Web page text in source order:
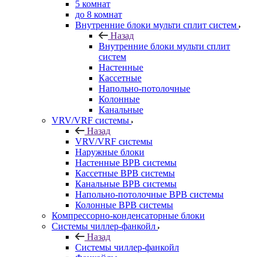
5 комнат
до 8 комнат
Внутренние блоки мульти сплит систем
Назад
Внутренние блоки мульти сплит
систем
Настенные
Кассетные
Напольно-потолочные
Колонные
Канальные
VRV/VRF системы
Назад
VRV/VRF системы
Наружные блоки
Настенные ВРВ системы
Кассетные ВРВ системы
Канальные ВРВ системы
Напольно-потолочные ВРВ системы
Колонные ВРВ системы
Компрессорно-конденсаторные блоки
Системы чиллер-фанкойл
Назад
Системы чиллер-фанкойл